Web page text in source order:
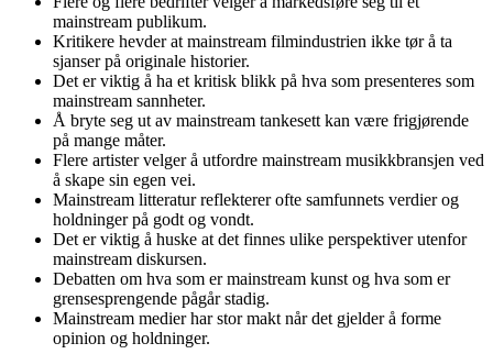
mainstream publikum.
Kritikere hevder at mainstream filmindustrien ikke tør å ta
sjanser på originale historier.
Det er viktig å ha et kritisk blikk på hva som presenteres som
mainstream sannheter.
Å bryte seg ut av mainstream tankesett kan være frigjørende
på mange måter.
Flere artister velger å utfordre mainstream musikkbransjen ved
å skape sin egen vei.
Mainstream litteratur reflekterer ofte samfunnets verdier og
holdninger på godt og vondt.
Det er viktig å huske at det finnes ulike perspektiver utenfor
mainstream diskursen.
Debatten om hva som er mainstream kunst og hva som er
grensesprengende pågår stadig.
Mainstream medier har stor makt når det gjelder å forme
opinion og holdninger.